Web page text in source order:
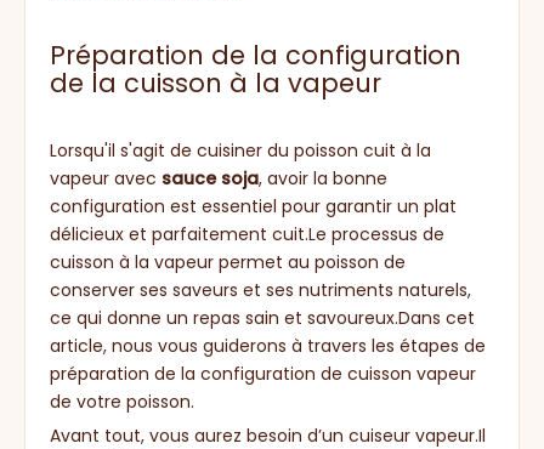
Préparation de la configuration
de la cuisson à la vapeur
Lorsqu'il s'agit de cuisiner du poisson cuit à la
vapeur avec sauce soja, avoir la bonne
configuration est essentiel pour garantir un plat
délicieux et parfaitement cuit.Le processus de
cuisson à la vapeur permet au poisson de
conserver ses saveurs et ses nutriments naturels,
ce qui donne un repas sain et savoureux.Dans cet
article, nous vous guiderons à travers les étapes de
préparation de la configuration de cuisson vapeur
de votre poisson.
Avant tout, vous aurez besoin d’un cuiseur vapeur.Il